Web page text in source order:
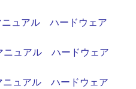
ニュアル ハードウェア
ニュアル ハードウェア
ニュアル ハードウェア